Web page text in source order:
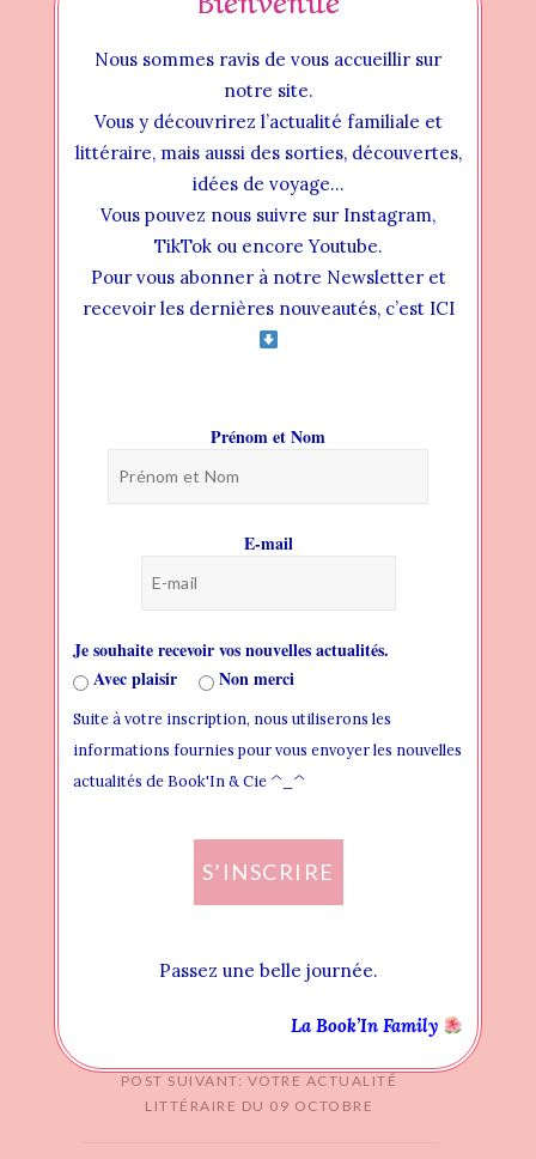
Vₒₜᵣₑ Acₜᵤaₗᵢₜₑ́ Lᵢₜₜₑ́ᵣaᵢᵣₑ une création Book’In
Family (tous droits réservés)
Emission diffusée le mercredi à 18h25 sur
‪@TeleKreolOfficiel‬
: Dominique Beauté
: Vidéo non modifiée – Capcut –
Visuels des ouvrages non contractuels
: Vide-dressing
votre actualité littéraire
0 COMMENTAIRES
2 LIKES
POST PRÉCÉDENT: VOTRE ACTUALITÉ
POST SUIVANT: VOTRE ACTUALITÉ
LITTÉRAIRE DU 09 OCTOBRE
Nous sommes ravis de vous accueillir sur
notre site.
Vous y découvrirez l’actualité familiale et
littéraire, mais aussi des sorties, découvertes,
idées de voyage…
Vous pouvez nous suivre sur Instagram,
TikTok ou encore Youtube.
Pour vous abonner à notre Newsletter et
recevoir les dernières nouveautés, c’est ICI
Prénom et Nom
E-mail
Je souhaite recevoir vos nouvelles actualités.
Avec plaisir
Non merci
Suite à votre inscription, nous utiliserons les
informations fournies pour vous envoyer les nouvelles
actualités de Book'In & Cie ^_^
S’INSCRIRE
Passez une belle journée.
La Book’In Family